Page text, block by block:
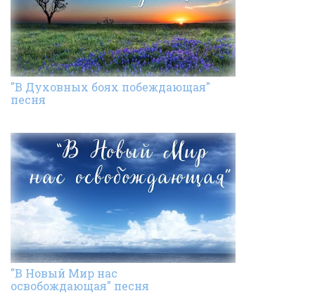
"В Духовных боях побеждающая"
песня
"В Новый Мир нас
освобождающая" песня